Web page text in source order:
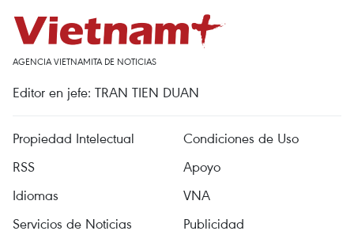
AGENCIA VIETNAMITA DE NOTICIAS
Editor en jefe: TRAN TIEN DUAN
Propiedad Intelectual
Condiciones de Uso
RSS
Apoyo
Idiomas
VNA
Servicios de Noticias
Publicidad